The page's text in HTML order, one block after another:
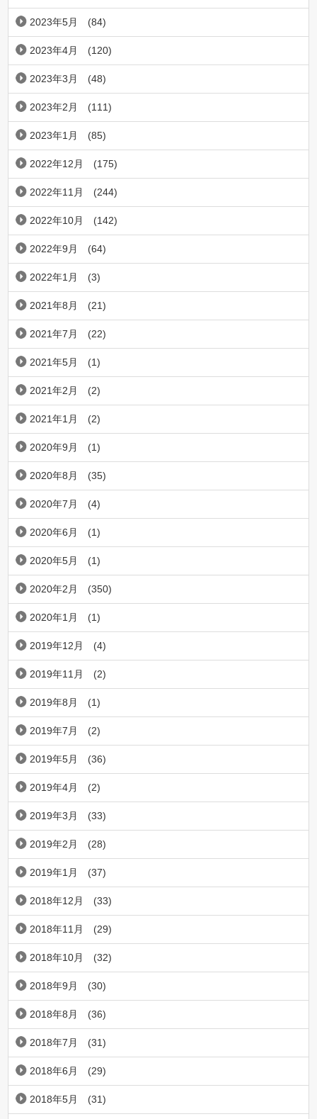
2023年5月 (84)
2023年4月 (120)
2023年3月 (48)
2023年2月 (111)
2023年1月 (85)
2022年12月 (175)
2022年11月 (244)
2022年10月 (142)
2022年9月 (64)
2022年1月 (3)
2021年8月 (21)
2021年7月 (22)
2021年5月 (1)
2021年2月 (2)
2021年1月 (2)
2020年9月 (1)
2020年8月 (35)
2020年7月 (4)
2020年6月 (1)
2020年5月 (1)
2020年2月 (350)
2020年1月 (1)
2019年12月 (4)
2019年11月 (2)
2019年8月 (1)
2019年7月 (2)
2019年5月 (36)
2019年4月 (2)
2019年3月 (33)
2019年2月 (28)
2019年1月 (37)
2018年12月 (33)
2018年11月 (29)
2018年10月 (32)
2018年9月 (30)
2018年8月 (36)
2018年7月 (31)
2018年6月 (29)
2018年5月 (31)